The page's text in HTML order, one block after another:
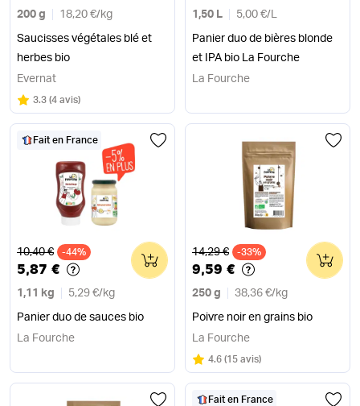
200 g 18,20 €/ kg
Saucisses végétales blé et
herbes bio
Evernat
Note
3.3 sur 5
(4 avis)
1,50 L 5,00 €/ L
Panier duo de bières blonde
et IPA bio La Fourche
La Fourche
Fait en France
Ancien prix
10,40 € -44%
5,87 €
1,11 kg 5,29 €/ kg
Panier duo de sauces bio
0
La Fourche
Ancien prix
14,29 € -33%
9,59 €
250 g 38,36 €/ kg
Poivre noir en grains bio
0
La Fourche
Note
4.6 sur 5
(15 avis)
Fait en France